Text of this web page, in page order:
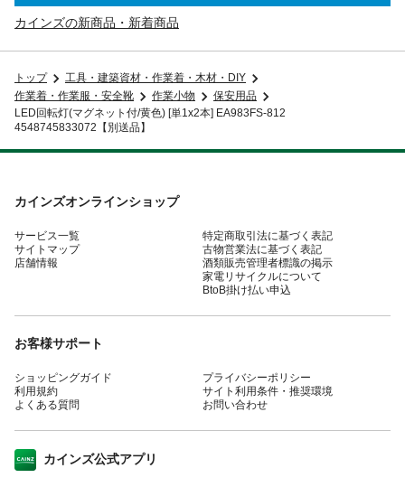
カインズの新商品・新着商品
トップ
工具・建築資材・作業着・木材・DIY
作業着・作業服・安全靴
作業小物
保安用品
LED回転灯(マグネット付/黄色) [単1x2本] EA983FS-812
4548745833072【別送品】
カインズオンラインショップ
サービス一覧
サイトマップ
店舗情報
特定商取引法に基づく表記
古物営業法に基づく表記
酒類販売管理者標識の掲示
家電リサイクルについて
BtoB掛け払い申込
お客様サポート
ショッピングガイド
利用規約
よくある質問
プライバシーポリシー
サイト利用条件・推奨環境
お問い合わせ
カインズ公式アプリ